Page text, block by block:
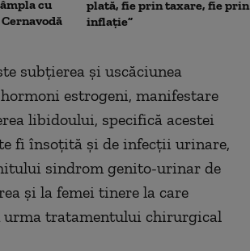
cu
plată, fie prin taxare, fie prin
inflație”
subțierea și uscăciunea
estrogeni, manifestare
libidoului, specifică acestei
fi însoțită și de infecții urinare,
sindrom genito-urinar de
și la femei tinere la care
urma tratamentului chirurgical